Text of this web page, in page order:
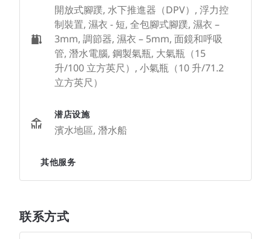
開放式腳蹼, 水下推進器（DPV）, 浮力控
制裝置, 濕衣 - 短, 全包腳式腳蹼, 濕衣 –
3mm, 調節器, 濕衣 – 5mm, 面鏡和呼吸
管, 潛水電腦, 鋼製氣瓶, 大氣瓶（15
升/100 立方英尺）, 小氣瓶（10 升/71.2
立方英尺）
潜店设施
濱水地區, 潛水船
其他服务
联系方式